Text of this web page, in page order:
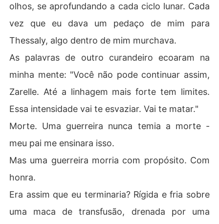
olhos, se aprofundando a cada ciclo lunar. Cada
vez que eu dava um pedaço de mim para
Thessaly, algo dentro de mim murchava.
As palavras de outro curandeiro ecoaram na
minha mente: "Você não pode continuar assim,
Zarelle. Até a linhagem mais forte tem limites.
Essa intensidade vai te esvaziar. Vai te matar."
Morte. Uma guerreira nunca temia a morte -
meu pai me ensinara isso.
Mas uma guerreira morria com propósito. Com
honra.
Era assim que eu terminaria? Rígida e fria sobre
uma maca de transfusão, drenada por uma